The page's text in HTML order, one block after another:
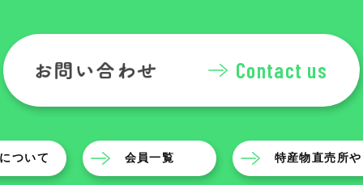
Contact us
ついて 会員一覧 特産物直売所